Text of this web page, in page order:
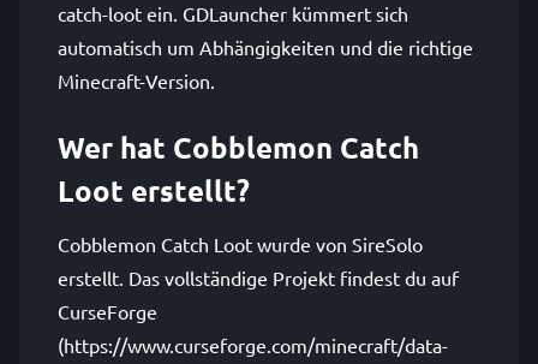
catch-loot ein. GDLauncher kümmert sich
automatisch um Abhängigkeiten und die richtige
Minecraft-Version.
Wer hat Cobblemon Catch
Loot erstellt?
Cobblemon Catch Loot wurde von SireSolo
erstellt. Das vollständige Projekt findest du auf
CurseForge
(https://www.curseforge.com/minecraft/data-